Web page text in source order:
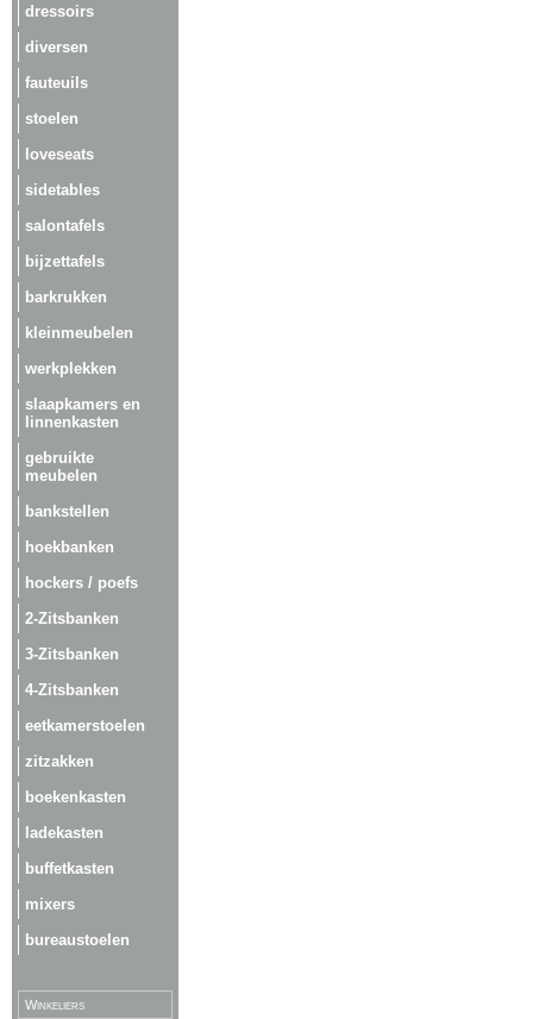
dressoirs
diversen
fauteuils
stoelen
loveseats
sidetables
salontafels
bijzettafels
barkrukken
kleinmeubelen
werkplekken
slaapkamers en
linnenkasten
gebruikte
meubelen
bankstellen
hoekbanken
hockers / poefs
2-Zitsbanken
3-Zitsbanken
4-Zitsbanken
eetkamerstoelen
zitzakken
boekenkasten
ladekasten
buffetkasten
mixers
bureaustoelen
Winkeliers